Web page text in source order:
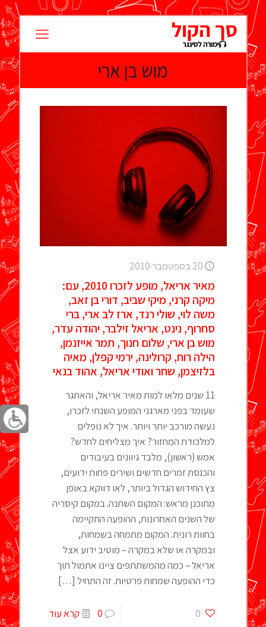
מוש בן ארי
20 בספטמבר 2010
מאיר אריאל, מופע לזכרו 2010, עם:
מיקה קרני, מיקי שביב, דורי בן זאב,
משה לוי, שולי רנד, ארז לב ארי, ברי
סחרוף, נינט, אריאל זילבר, יהודה עדר,
מוש בן ארי, שלום חנוך, תמר אייזנמן,
הילה רוח, קרולינה, ירמי קפלן, מאיה
בלזיצמן, שחר ואודי אריאל, אהוד בנאי
11 שנים מלאו למות מאיר אריאל, והאתגר
שעומד בפני מארגני המופע השנתי לזכרו,
נעשה מורכב יותר ויותר. איך לא נופלים
למלכודת המִחזור? איך מצליחים לחדש?
אמש (ראשון), מלבד גיוונים בעיבודים
והכנסת זמרים חדשים ושירים פחות ידועים,
צץ החידוש הגדול ביותר, לאו דווקא באופן
מתוכנן מראש: המקום השתנה. במקום קיסריה
של השנים האחרונות, ההופעה התקיימה
בחוות רונית. המקום מתמחה בשמחות,
ובמקרה או שלא במקרה – מוטיב ידוע אצל
אריאל – כמה מהמשתתפים ציינו אתמול תוך
כדי ההופעה שמחות פרטיות. זה התחיל […]
0
0 קרא עוד